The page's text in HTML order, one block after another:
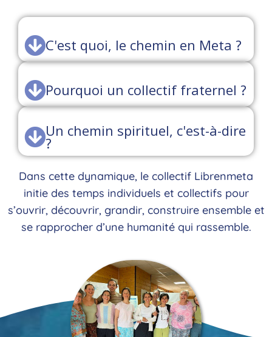
C'est quoi, le chemin en Meta ?
Pourquoi un collectif fraternel ?
Un chemin spirituel, c'est-à-dire
?
Dans cette dynamique, le collectif Librenmeta
initie des temps individuels et collectifs pour
s’ouvrir, découvrir, grandir, construire ensemble et
se rapprocher d’une humanité qui rassemble.